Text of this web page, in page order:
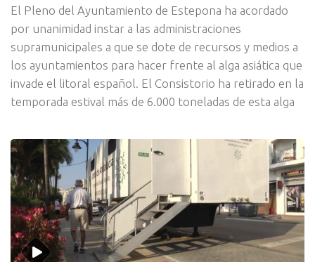
El Pleno del Ayuntamiento de Estepona ha acordado
por unanimidad instar a las administraciones
supramunicipales a que se dote de recursos y medios a
los ayuntamientos para hacer frente al alga asiática que
invade el litoral español. El Consistorio ha retirado en la
temporada estival más de 6.000 toneladas de esta alga